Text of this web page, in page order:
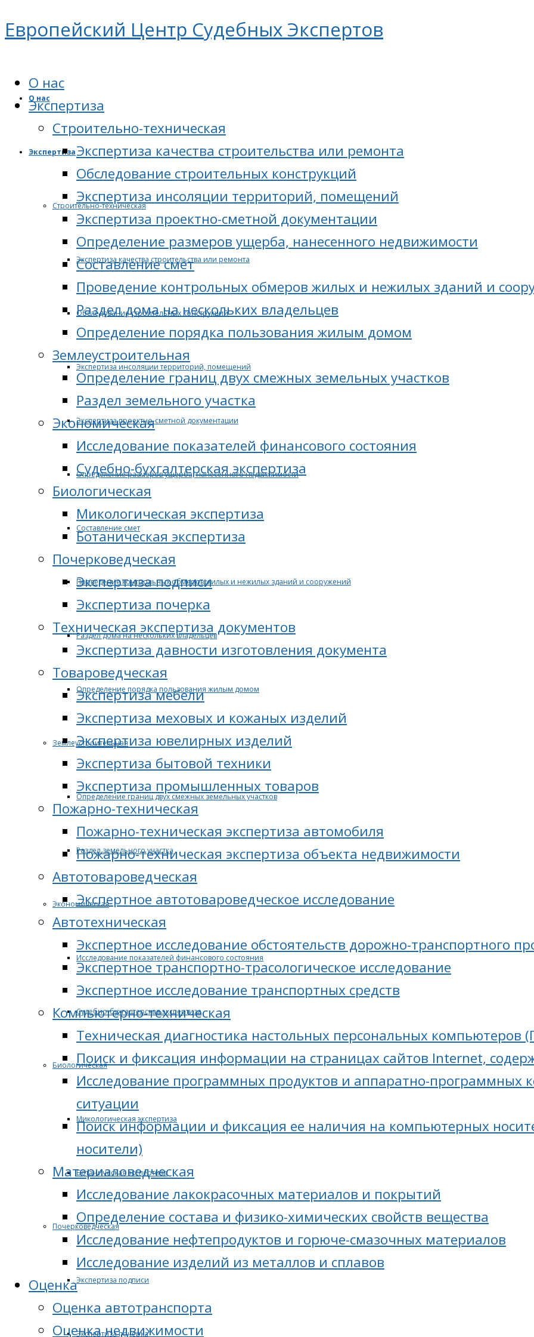
Европейский Центр Судебных Экспертов
О нас
Экспертиза
Cтроительно-техническая
Экспертиза качества строительства или ремонта
Обследование строительных конструкций
Экспертиза инсоляции территорий, помещений
Экспертиза проектно-сметной документации
Определение размеров ущерба, нанесенного недвижимости
Составление смет
Проведение контрольных обмеров жилых и нежилых зданий и сооружений
Раздел дома на нескольких владельцев
Определение порядка пользования жилым домом
Землеустроительная
Определение границ двух смежных земельных участков
Раздел земельного участка
Экономическая
Исследование показателей финансового состояния
Судебно-бухгалтерская экспертиза
Биологическая
Микологическая экспертиза
Ботаническая экспертиза
Почерковедческая
Экспертиза подписи
Экспертиза почерка
О нас
Экспертиза
Cтроительно-техническая
Экспертиза качества строительства или ремонта
Обследование строительных конструкций
Экспертиза инсоляции территорий, помещений
Экспертиза проектно-сметной документации
Определение размеров ущерба, нанесенного недвижимости
Составление смет
Проведение контрольных обмеров жилых и нежилых зданий и
Раздел дома на нескольких владельцев
Определение порядка пользования жилым домом
Землеустроительная
Определение границ двух смежных земельных участков
Раздел земельного участка
Экономическая
Исследование показателей финансового состояния
Судебно-бухгалтерская экспертиза
Биологическая
Микологическая экспертиза
Ботаническая экспертиза
Почерковедческая
Экспертиза подписи
Экспертиза почерка
Техническая экспертиза документов
Экспертиза давности изготовления документа
Товароведческая
Экспертиза мебели
Экспертиза меховых и кожаных изделий
Экспертиза ювелирных изделий
Экспертиза бытовой техники
Экспертиза промышленных товаров
Пожарно-техническая
Пожарно-техническая экспертиза автомобиля
Пожарно-техническая экспертиза объекта недвижимости
Автотовароведческая
Экспертное автотовароведческое исследование
Автотехническая
Экспертное исследование обстоятельств дорожно-транспортного
Экспертное транспортно-трасологическое исследование
Экспертное исследование транспортных средств
Компьютерно-техническая
Техническая диагностика настольных персональных компьютеров
Поиск и фиксация информации на страницах сайтов Internet,
Исследование программных продуктов и аппаратно-программных
ситуации
Поиск информации и фиксация ее наличия на компьютерных
носители)
Материаловедческая
Исследование лакокрасочных материалов и покрытий
Определение состава и физико-химических свойств вещества
Исследование нефтепродуктов и горюче-смазочных материалов
Исследование изделий из металлов и сплавов
Оценка
Оценка автотранспорта
Оценка недвижимости